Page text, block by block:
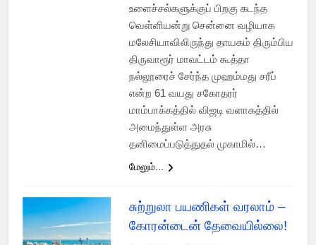
உளைச்சல்களுக்குப் பிறகு கடந்த
வெள்ளியன்று சென்னை வழியாக
மலேசியாவிலிருந்து தாயகம் திரும்பிய
திருவாரூர் மாவட்டம் கூத்தா
நல்லூரைச் சேர்ந்த முஹம்மது சரீப்
என்ற 61 வயது சகோதரர்
மாம்பாக்கத்தில் விஜடி வளாகத்தில்
அமைந்துள்ள அரசு
தனிமைப்படுத்துதல் முகாமில்…
மேலும்...
சுற்றுலா பயணிகள் வரலாம் –
கோரன்டைன் தேவையில்லை!